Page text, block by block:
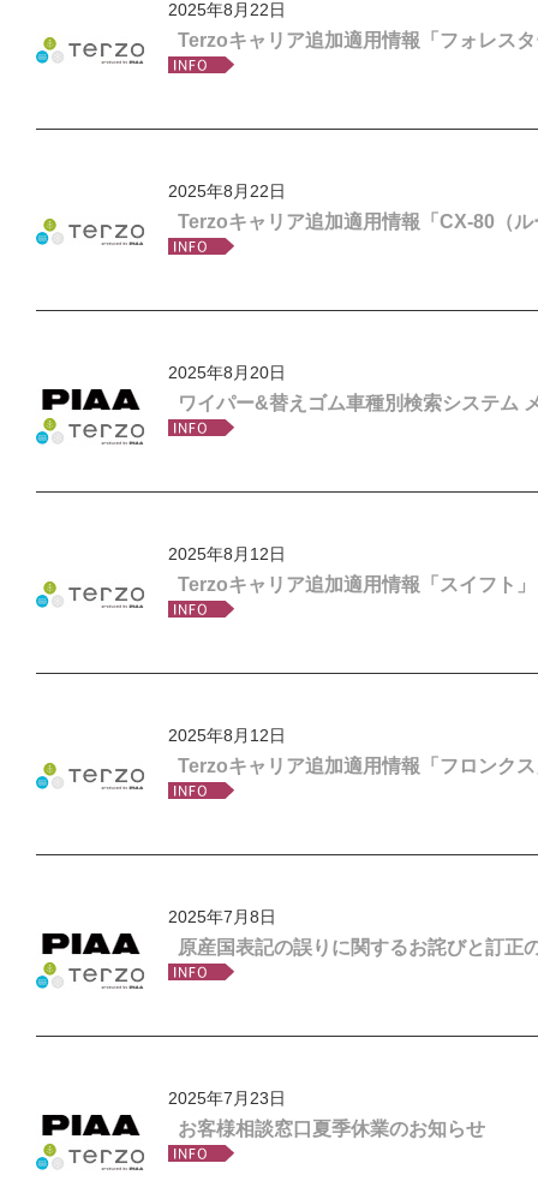
2025年8月22日
Terzoキャリア追加適用情報「フォレス
2025年8月22日
Terzoキャリア追加適用情報「CX-80（
2025年8月20日
ワイパー&替えゴム車種別検索システム
2025年8月12日
Terzoキャリア追加適用情報「スイフト」
2025年8月12日
Terzoキャリア追加適用情報「フロンク
2025年7月8日
原産国表記の誤りに関するお詫びと訂正
2025年7月23日
お客様相談窓口夏季休業のお知らせ